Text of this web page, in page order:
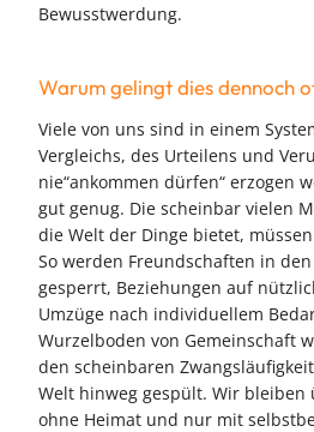
Bewusstwerdung.
Warum gelingt dies dennoch
Viele von uns sind in einem
Vergleichs, des Urteilens und
nie“ankommen dürfen“ erzogen
gut genug. Die scheinbar vielen
die Welt der Dinge bietet,
So werden Freundschaften in
gesperrt, Beziehungen auf
Umzüge nach individuellem
Wurzelboden von Gemeinschaft
den scheinbaren
Welt hinweg gespült. Wir bleiben
ohne Heimat und nur mit